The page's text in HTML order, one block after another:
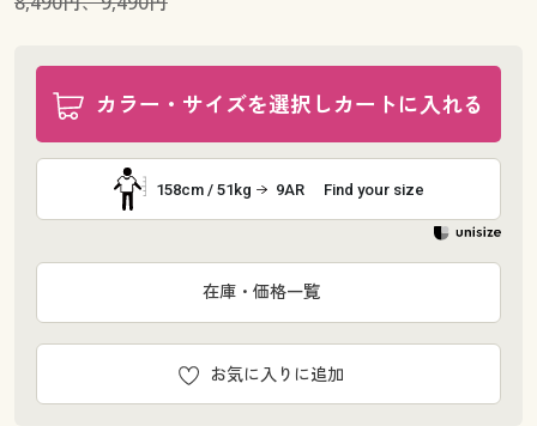
カラー・サイズを選択しカートに入れる
158cm / 51kg 9AR Find your size
お気に入りに追加
在庫・価格一覧